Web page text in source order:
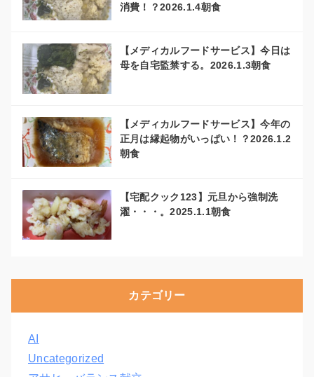
消費！？2026.1.4朝食
【メディカルフードサービス】今日は
母を自宅監禁する。2026.1.3朝食
【メディカルフードサービス】今年の
正月は縁起物がいっぱい！？2026.1.2
朝食
【宅配クック123】元旦から強制洗
濯・・・。2025.1.1朝食
カテゴリー
AI
Uncategorized